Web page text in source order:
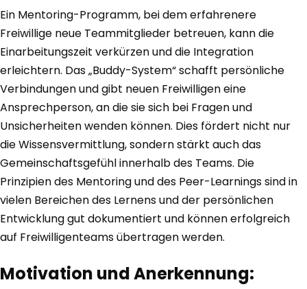
Ein Mentoring-Programm, bei dem erfahrenere
Freiwillige neue Teammitglieder betreuen, kann die
Einarbeitungszeit verkürzen und die Integration
erleichtern. Das „Buddy-System“ schafft persönliche
Verbindungen und gibt neuen Freiwilligen eine
Ansprechperson, an die sie sich bei Fragen und
Unsicherheiten wenden können. Dies fördert nicht nur
die Wissensvermittlung, sondern stärkt auch das
Gemeinschaftsgefühl innerhalb des Teams. Die
Prinzipien des Mentoring und des Peer-Learnings sind in
vielen Bereichen des Lernens und der persönlichen
Entwicklung gut dokumentiert und können erfolgreich
auf Freiwilligenteams übertragen werden.
Motivation und Anerkennung: